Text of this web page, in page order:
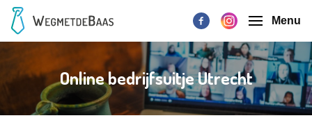
Menu
Online bedrijfsuitje Utrecht